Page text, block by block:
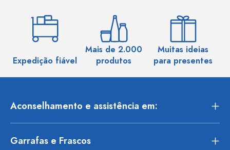
Expedição fiável
Mais de 2.000
produtos
Muitas ideias
para presentes
Aconselhamento e assistência em:
Garrafas e Frascos